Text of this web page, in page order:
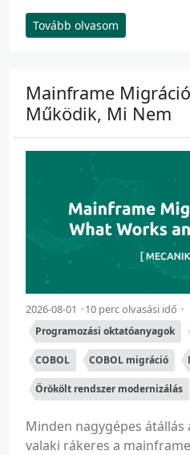
Tovább olvasom
Mainframe
Működik, Mi Nem
2026-08-01 10 perc olvasási idő
Programozási oktatóanyagok
COBOL COBOL migráció
Örökölt rendszer modernizálás
Minden nagygépes átállás
valaki rákeres a